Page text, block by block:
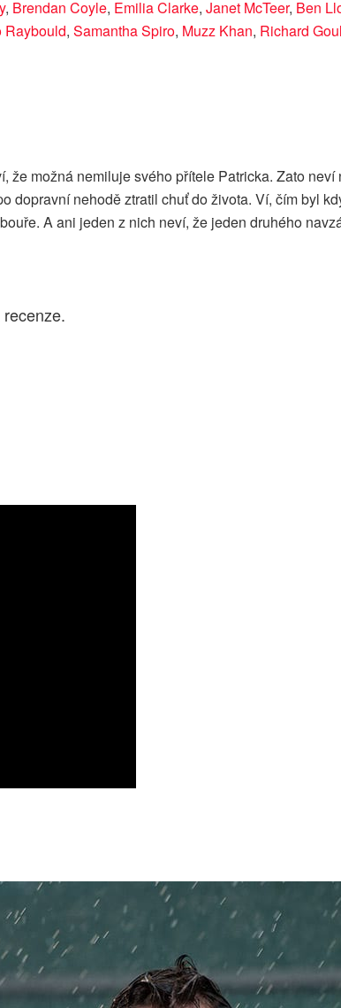
, Brendan Coyle, Emilia Clarke, Janet McTeer, Ben
Raybould, Samantha Spiro, Muzz Khan, Richard
že možná nemiluje svého přítele Patricka. Zato
dopravní nehodě ztratil chuť do života. Ví, čím byl
A ani jeden z nich neví, že jeden druhého